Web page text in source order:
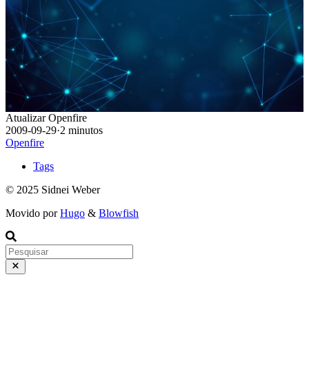
Atualizar Openfire
2009-09-29·2 minutos
Openfire
Tags
© 2025 Sidnei Weber
Movido porHugo & Blowfish